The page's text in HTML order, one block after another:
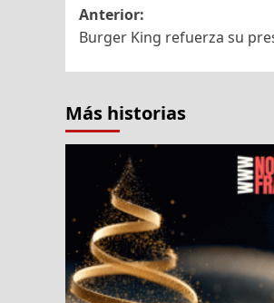
Navegación
de
entradas
Anterior:
Burger King refuerza su
Más historias